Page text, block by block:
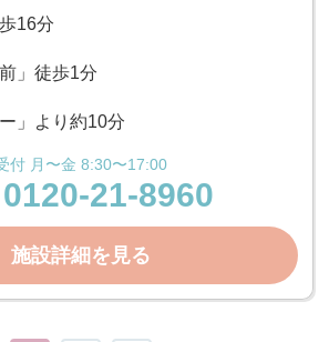
16分
」徒歩1分
」より約10分
付 月〜金 8:30〜17:00
0120-21-8960
施設詳細を見る